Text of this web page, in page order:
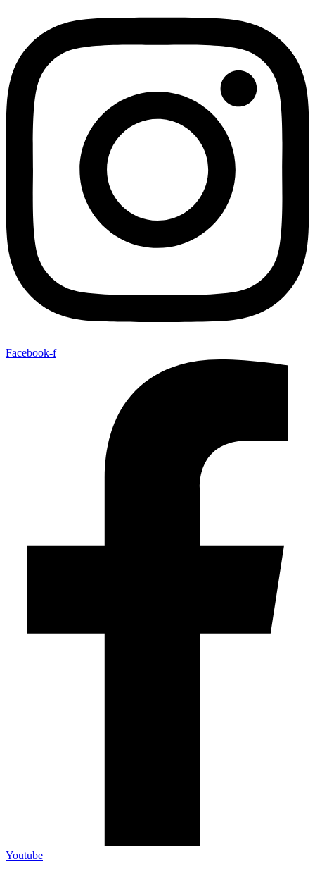
Facebook-f
Youtube